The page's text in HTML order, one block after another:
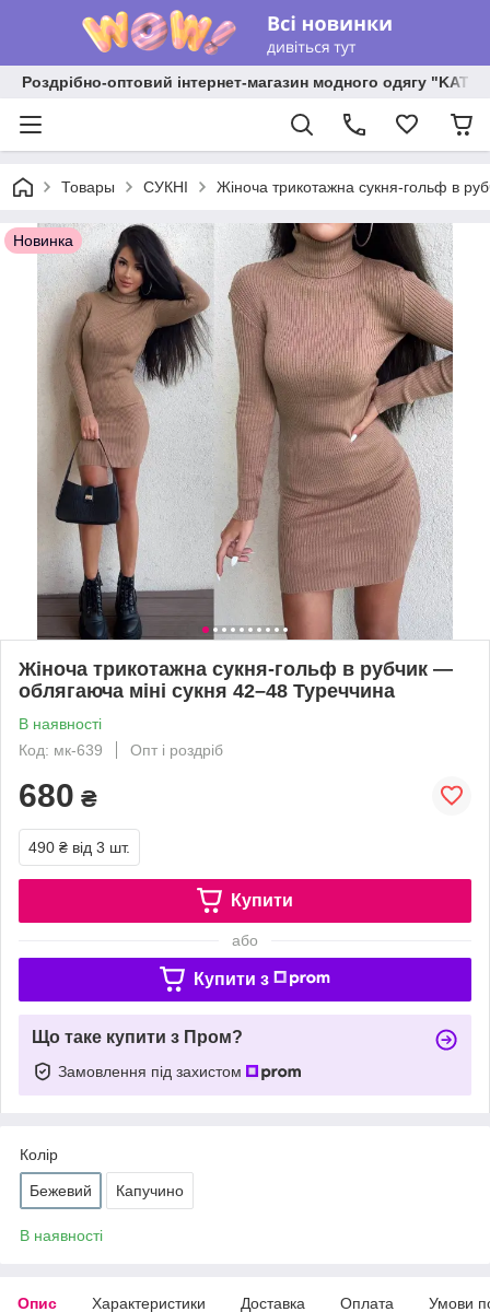
Роздрібно-оптовий інтернет-магазин модного одягу
Товары СУКНІ Жіноча трикотажна сукня-гольф в
Новинка
Жіноча трикотажна сукня-гольф в рубчик —
облягаюча міні сукня 42–48 Туреччина
В наявності
Код: мк-639
Опт і роздріб
680 ₴
490 ₴ від 3 шт.
Купити
або
Купити з
Що таке купити з Пром?
Замовлення під захистом
Колір
Бежевий Капучино
В наявності
Опис Характеристики Доставка Оплата Умови